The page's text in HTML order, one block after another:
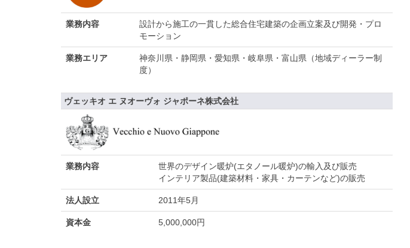
業務内容
設計から施工の一貫した総合住宅建築の企画立案及び開発・プロ
モーション
業務エリア
神奈川県・静岡県・愛知県・岐阜県・富山県（地域ディーラー制
度）
ヴェッキオ エ ヌオーヴォ ジャポーネ株式会社
業務内容
世界のデザイン暖炉(エタノール暖炉)の輸入及び販売
インテリア製品(建築材料・家具・カーテンなど)の販売
法人設立 2011年5月
資本金 5,000,000円